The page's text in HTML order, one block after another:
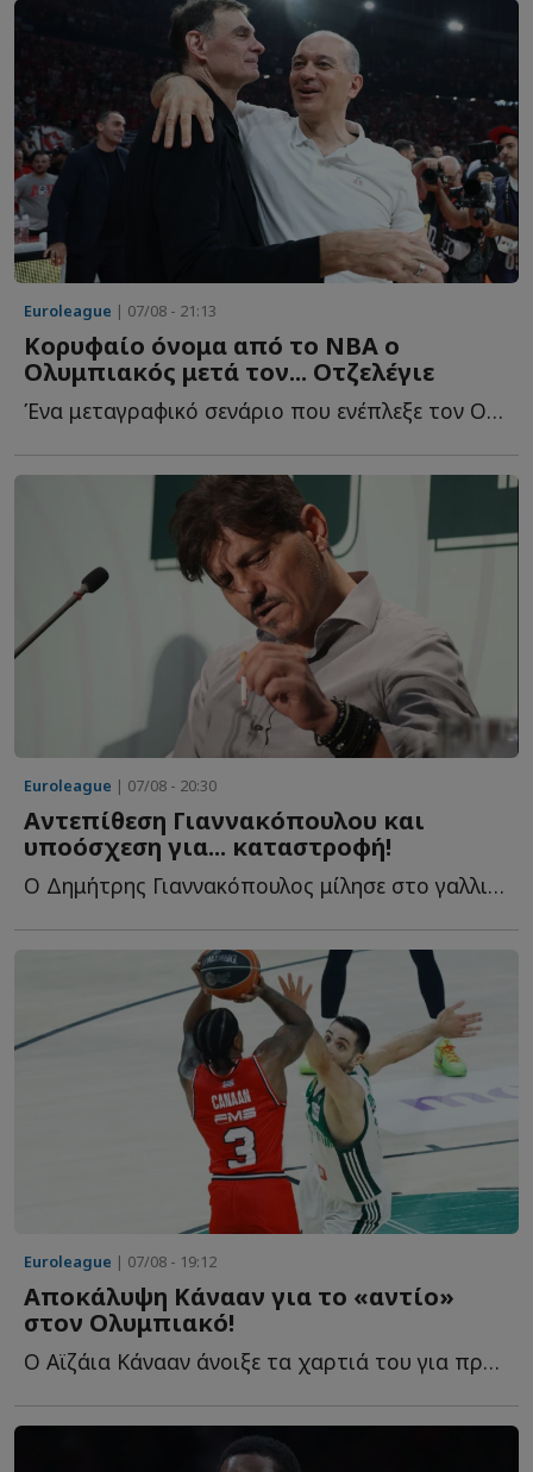
Euroleague | 07/08 - 21:13
Κορυφαίο όνομα από το NBA ο
Ολυμπιακός μετά τον... Οτζελέγιε
Ένα μεταγραφικό σενάριο που ενέπλεξε τον Ολυμπιακό κ...
Euroleague | 07/08 - 20:30
Αντεπίθεση Γιαννακόπουλου και
υποόσχεση για... καταστροφή!
Ο Δημήτρης Γιαννακόπουλος μίλησε στο γαλλικό κανάλι Eu...
Euroleague | 07/08 - 19:12
Αποκάλυψη Κάνααν για το «αντίο»
στον Ολυμπιακό!
Ο Αϊζάια Κάνααν άνοιξε τα χαρτιά του για πρώτη φορά σ...